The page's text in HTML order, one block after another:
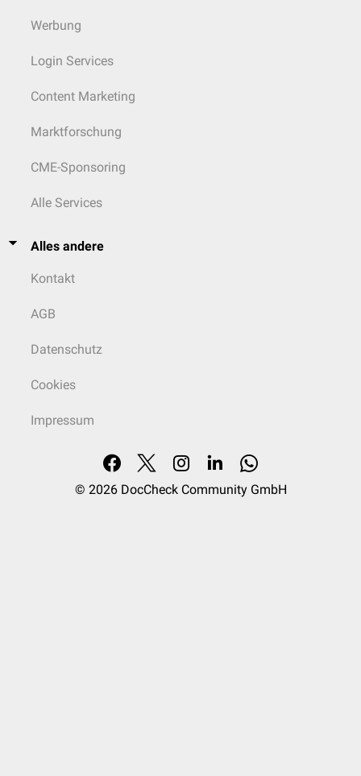
Werbung
Login Services
Content Marketing
Marktforschung
CME-Sponsoring
Alle Services
Alles andere
Kontakt
AGB
Datenschutz
Cookies
Impressum
© 2026 DocCheck Community GmbH